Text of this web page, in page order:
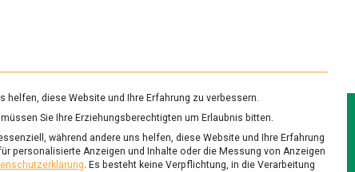
diese Website und Ihre Erfahrung zu verbessern.
Sie Ihre Erziehungsberechtigten um Erlaubnis bitten.
während andere uns helfen, diese Website und Ihre Erfahrung
personalisierte Anzeigen und Inhalte oder die Messung von Anzeigen
. Es besteht keine Verpflichtung, in die Verarbeitung